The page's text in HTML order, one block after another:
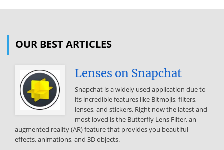
értékcsökkenése Épületek Épületek értékhelyesbítése Épületek
értékcsökkenése Műszaki berendezések, gépek, járművek Műszaki
berendezések, gépek, járművek értékcsökkenése Egyéb
berendezések, felszerelések, járművek Egyéb berendezések,
felszerelések, járművek értékhelyesbítése Egyéb berendezések,
felszerelések, járművek értékcsökkenése Befejezetlen beruházások
Tartós részesedés kapcsolt vállalkozásban Részesedések
értékhelyesbítése Részesedések értékvesztése Egyéb tartósan adott
OUR BEST ARTICLES
Lenses on Snapchat
Snapchat is a widely used application due to
its incredible features like Bitmojis, filters,
lenses, and stickers. Right now the latest and
most loved is the Butterfly Lens Filter, an
augmented reality (AR) feature that provides you beautiful
effects, animations, and 3D objects.